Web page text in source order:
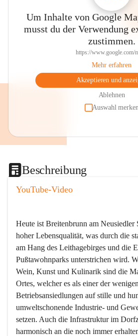
Um Inhalte von Google
musst du der Verwendung
zustimmen.
https://www.google.com/
Mehr erfahren
Akzeptieren und
Ablehnen
Auswahl
Beschreibung
YouTube-Video
Heute ist Breitenbrunn am Neusiedler
hoher Lebensqualität, was durch die
am Hang des Leithagebirges und die
Pußtawohnparks unterstrichen wird.
Wein, Kunst und Kulinarik sind die
Ortes, welcher es als einer der
Betriebsansiedlungen auf stille und
umweltschonende Industrie- und
setzen. Auch die Infrastruktur im
harmonisch an die noch immer